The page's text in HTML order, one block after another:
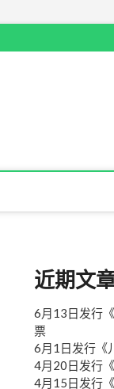
近期文
6月13日发行
票
6月1日发行《
4月20日发行
4月15日发行